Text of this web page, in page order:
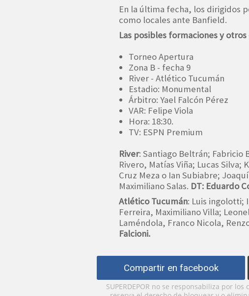
En la última fecha, los dirigidos
como locales ante Banfield.
Las posibles formaciones y
Torneo Apertura
Zona B - fecha 9
River - Atlético Tucumán
Estadio: Monumental
Árbitro: Yael Falcón Pérez
VAR: Felipe Viola
Hora: 18:30.
TV: ESPN Premium
River: Santiago Beltrán; Fabricio
Rivero, Matías Viña; Lucas Silva;
Cruz Meza o Ian Subiabre;
Maximiliano Salas. DT: Eduardo
Atlético Tucumán: Luis ingolotti;
Ferreira, Maximiliano Villa;
Laméndola, Franco Nicola,
Falcioni.
Compartir en facebook
SUPERDEPOR no se responsabiliza por